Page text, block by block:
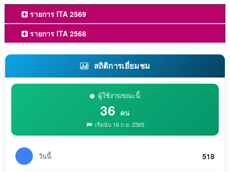
รายการ ITA 2569
รายการ ITA 2568
สถิติการเยี่ยมชม
ผู้ใช้งานขณะนี้
36 คน
เริ่มนับ 16 ก.ย. 2565
วันนี้ 518